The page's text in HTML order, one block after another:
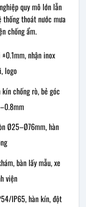
quy mô lớn lẫn
thoát nước mưa
chống ẩm.
nhận inox
logo
chống rò, bẻ góc
Ø25–Ø76mm, hàn
bàn lấy mẫu, xe
viện
IP65, hàn kín, đột